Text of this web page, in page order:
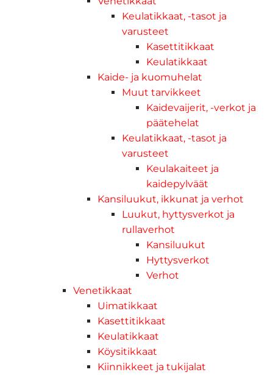
Keulatikkaat, -tasot ja
varusteet
Kasettitikkaat
Keulatikkaat
Kaide- ja kuomuhelat
Muut tarvikkeet
Kaidevaijerit, -verkot ja
päätehelat
Keulatikkaat, -tasot ja
varusteet
Keulakaiteet ja
kaidepylväät
Kansiluukut, ikkunat ja verhot
Luukut, hyttysverkot ja
rullaverhot
Kansiluukut
Hyttysverkot
Verhot
Venetikkaat
Uimatikkaat
Kasettitikkaat
Keulatikkaat
Köysitikkaat
Kiinnikkeet ja tukijalat